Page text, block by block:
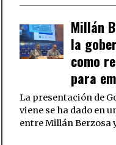
Millán
la
como
para
La presentación de
viene se ha dado en
entre Millán Berzosa